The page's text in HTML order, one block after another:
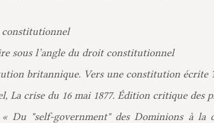
constitutionnel
sous l’angle du droit constitutionnel
britannique. Vers une constitution écrite
La crise du 16 mai 1877. Édition critique des
Du "self-government" des Dominions à la